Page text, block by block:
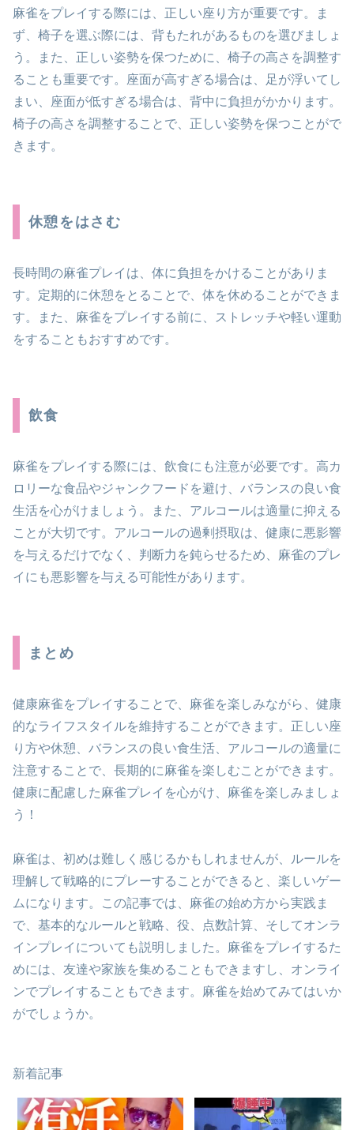
麻雀をプレイする際には、正しい座り方が重要です。ま
ず、椅子を選ぶ際には、背もたれがあるものを選びましょ
う。また、正しい姿勢を保つために、椅子の高さを調整す
ることも重要です。座面が高すぎる場合は、足が浮いてし
まい、座面が低すぎる場合は、背中に負担がかかります。
椅子の高さを調整することで、正しい姿勢を保つことがで
きます。
休憩をはさむ
長時間の麻雀プレイは、体に負担をかけることがありま
す。定期的に休憩をとることで、体を休めることができま
す。また、麻雀をプレイする前に、ストレッチや軽い運動
をすることもおすすめです。
飲食
麻雀をプレイする際には、飲食にも注意が必要です。高カ
ロリーな食品やジャンクフードを避け、バランスの良い食
生活を心がけましょう。また、アルコールは適量に抑える
ことが大切です。アルコールの過剰摂取は、健康に悪影響
を与えるだけでなく、判断力を鈍らせるため、麻雀のプレ
イにも悪影響を与える可能性があります。
まとめ
健康麻雀をプレイすることで、麻雀を楽しみながら、健康
的なライフスタイルを維持することができます。正しい座
り方や休憩、バランスの良い食生活、アルコールの適量に
注意することで、長期的に麻雀を楽しむことができます。
健康に配慮した麻雀プレイを心がけ、麻雀を楽しみましょ
う！
麻雀は、初めは難しく感じるかもしれませんが、ルールを
理解して戦略的にプレーすることができると、楽しいゲー
ムになります。この記事では、麻雀の始め方から実践ま
で、基本的なルールと戦略、役、点数計算、そしてオンラ
インプレイについても説明しました。麻雀をプレイするた
めには、友達や家族を集めることもできますし、オンライ
ンでプレイすることもできます。麻雀を始めてみてはいか
がでしょうか。
新着記事